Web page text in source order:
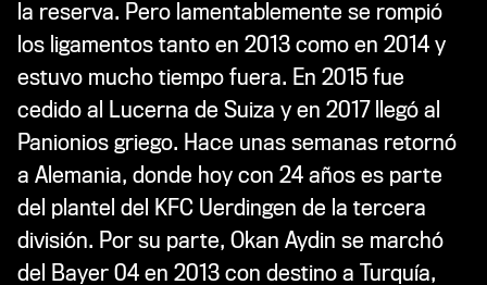
la reserva. Pero lamentablemente se rompió
los ligamentos tanto en 2013 como en 2014 y
estuvo mucho tiempo fuera. En 2015 fue
cedido al Lucerna de Suiza y en 2017 llegó al
Panionios griego. Hace unas semanas retornó
a Alemania, donde hoy con 24 años es parte
del plantel del KFC Uerdingen de la tercera
división. Por su parte, Okan Aydin se marchó
del Bayer 04 en 2013 con destino a Turquía,